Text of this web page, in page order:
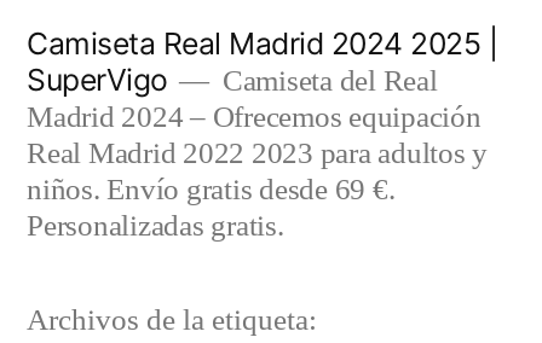
contenido
Camiseta Real Madrid 2024 2025 |
SuperVigo
Camiseta del Real
Madrid 2024 – Ofrecemos equipación
Real Madrid 2022 2023 para adultos y
niños. Envío gratis desde 69 €.
Personalizadas gratis.
Archivos de la etiqueta: